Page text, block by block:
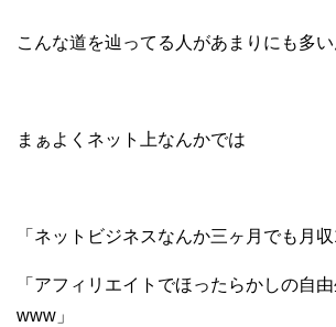
こんな道を辿ってる人があまりにも多い
まぁよくネット上なんかでは
「ネットビジネスなんか三ヶ月でも月
「アフィリエイトでほったらかしの自
www」